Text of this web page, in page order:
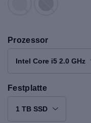
Prozessor
Intel Core i5 2.0 GHz
Festplatte
1 TB SSD